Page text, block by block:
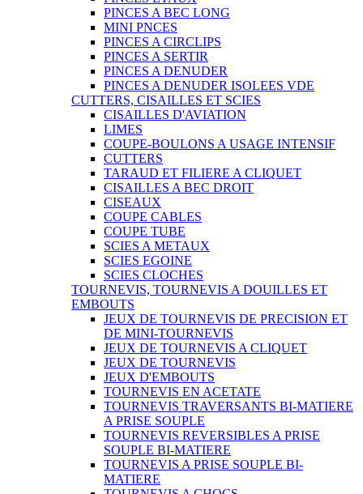
PINCES A BEC LONG
MINI PNCES
PINCES A CIRCLIPS
PINCES A SERTIR
PINCES A DENUDER
PINCES A DENUDER ISOLEES VDE
CUTTERS, CISAILLES ET SCIES
CISAILLES D'AVIATION
LIMES
COUPE-BOULONS A USAGE INTENSIF
CUTTERS
TARAUD ET FILIERE A CLIQUET
CISAILLES A BEC DROIT
CISEAUX
COUPE CABLES
COUPE TUBE
SCIES A METAUX
SCIES EGOINE
SCIES CLOCHES
TOURNEVIS, TOURNEVIS A DOUILLES ET
EMBOUTS
JEUX DE TOURNEVIS DE PRECISION ET
DE MINI-TOURNEVIS
JEUX DE TOURNEVIS A CLIQUET
JEUX DE TOURNEVIS
JEUX D'EMBOUTS
TOURNEVIS EN ACETATE
TOURNEVIS TRAVERSANTS BI-MATIERE
A PRISE SOUPLE
TOURNEVIS REVERSIBLES A PRISE
SOUPLE BI-MATIERE
TOURNEVIS A PRISE SOUPLE BI-
MATIERE